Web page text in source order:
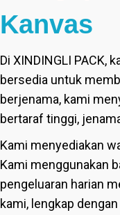
Kanvas
Di XINDINGLI
bersedia untuk
berjenama, kami
bertaraf tinggi,
Kami menyediakan
Kami menggunakan
pengeluaran harian
kami, lengkap